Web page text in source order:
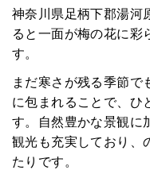
神奈川県足柄下郡湯河
ると一面が梅の花に彩
す。
まだ寒さが残る季節で
に包まれることで、ひ
す。自然豊かな景観に
観光も充実しており、
たりです。